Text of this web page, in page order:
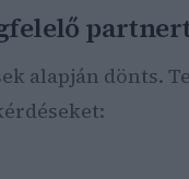
alapján dönts.